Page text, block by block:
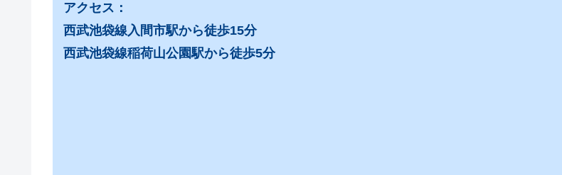
アクセス：
西武池袋線入間市駅から徒歩15分
西武池袋線稲荷山公園駅から徒歩5分